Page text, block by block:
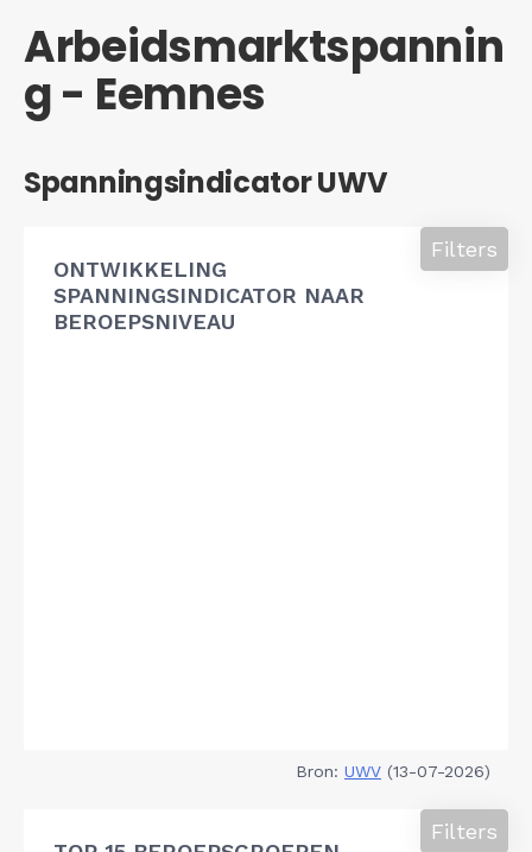
Arbeidsmarktspannin
g - Eemnes
Spanningsindicator UWV
ONTWIKKELING
SPANNINGSINDICATOR NAAR
BEROEPSNIVEAU
Filters
Bron: UWV (13-07-2026)
Filters